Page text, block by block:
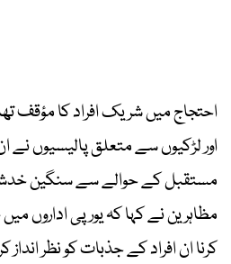
احتجاج میں شریک افراد کا مؤقف
اور لڑکیوں سے متعلق پالیسیوں نے
مستقبل کے حوالے سے سنگین
مظاہرین نے کہا کہ یورپی اداروں
کرنا ان افراد کے جذبات کو نظر